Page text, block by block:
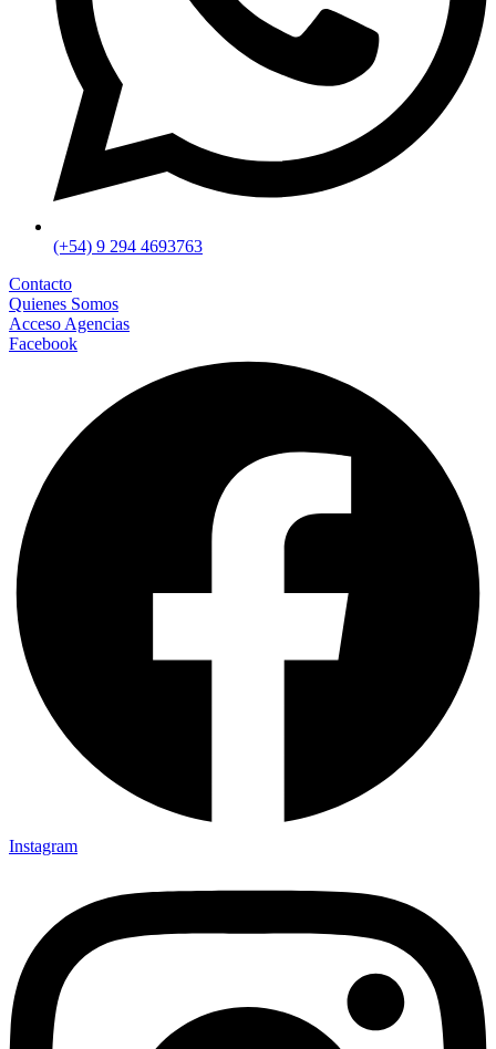
(+54) 9 294 4693763
Contacto
Quienes Somos
Acceso Agencias
Facebook
Instagram